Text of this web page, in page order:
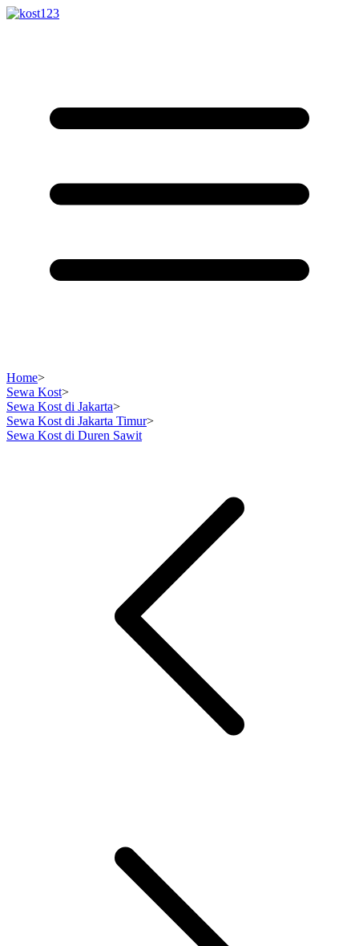
Home>
Sewa Kost>
Sewa Kost di Jakarta>
Sewa Kost di Jakarta Timur>
Sewa Kost di Duren Sawit